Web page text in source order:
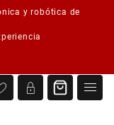
y robótica de